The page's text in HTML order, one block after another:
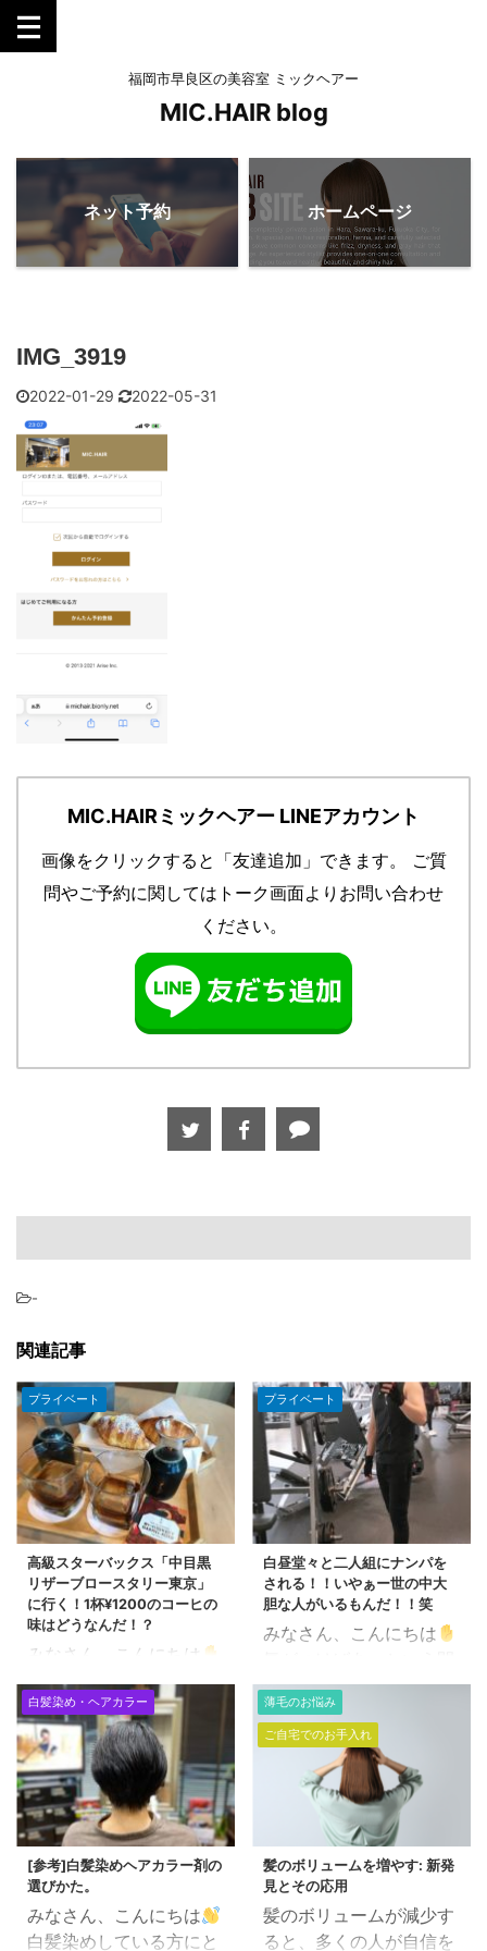
福岡市早良区の美容室 ミックヘアー
MIC.HAIR blog
ネット予約 ホームページ
IMG_3919
2022-01-29 2022-05-31
MIC.HAIRミックヘアー LINEアカウント
画像をクリックすると「友達追加」できます。
ご質
問やご予約に関してはトーク画面よりお問い合わせ
ください。
-
関連記事
プライベート
高級スターバックス「中目黒
リザーブロースタリー東京」
に行く！1杯¥1200のコーヒの
味はどうなんだ！？
みなさん、こんにちは
前から気になっていた東
京、中目黒に新しくでき
た高級スタバ 「スターバ
ックス リザーブ® ロース
タリー 東京」に行ってき
ました
なんでも「コ
ーヒー1杯￥1200」する
という、 いつもセブンコ
ーヒー（¥100)ばかりの
わたくしには雲の上のお
話です。笑 まー何事も体
プライベート
白昼堂々と二人組にナンパを
される！！いやぁー世の中大
胆な人がいるもんだ！！笑
みなさん、こんにちは
に6月に突入です。 最近
何か変わった事があった
かと聞かれれば、 まっ昼
間から 警察に職務質問さ
れた。 くらいです。泣
普通にショックでしたけ
ども。。。 何が怪しかっ
たのか・・・・ 近所を普
通に歩いている。 赤色灯
をつけたパトカーが近寄
白髪染め・ヘアカラー
[参考]白髪染めヘアカラー剤の
選びかた。
みなさん、こんにちは
白髪染めしている方にと
薄毛のお悩み
ご自宅でのお手入れ
髪のボリュームを増やす: 新発
見とその応用
髪のボリュームが減少す
ると、多くの人が自信を